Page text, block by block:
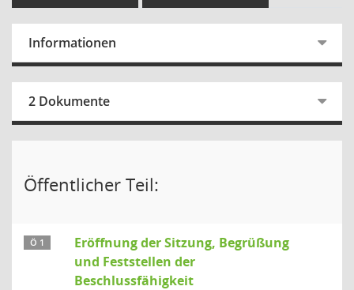
Informationen
2 Dokumente
Öffentlicher Teil:
Ö 1
Eröffnung der Sitzung, Begrüßung
und Feststellen der
Beschlussfähigkeit